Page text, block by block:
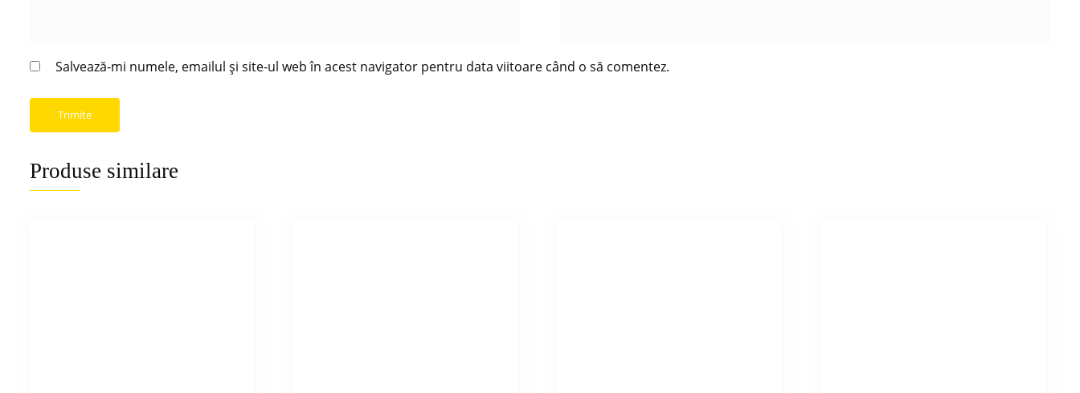
Salvează-mi numele, emailul și site-ul web în acest navigator pentru data viitoare când o să comentez.
Produse similare